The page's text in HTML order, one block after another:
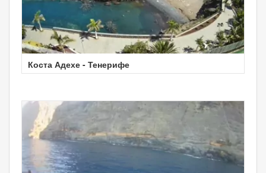
Коста Адехе - Тенерифе